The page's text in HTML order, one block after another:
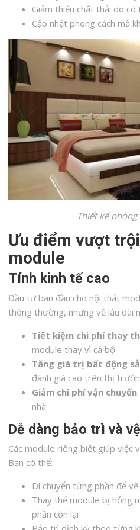
Giảm thiểu chất thải do
Cập nhật phong cách mà
Thiết kế
Ưu điểm vượt
module
Tính kinh tế cao
Đầu tư ban đầu cho nội thất
thông thường, nhưng về lâu dài
Tiết kiệm chi phí thay
module thay vì cả bộ
Tăng giá trị bất động
đánh giá cao trên thị
Giảm chi phí vận chuyển
nhà
Dễ dàng bảo trì và
Các module riêng biệt giúp việc
Bạn có thể:
Di chuyển từng phần để
Thay thế module bị hỏng
phần còn lại